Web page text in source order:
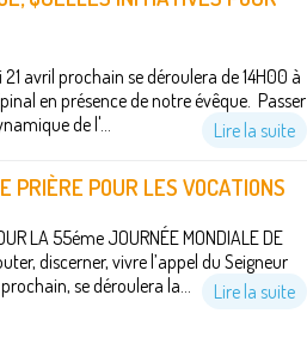
avril prochain se déroulera de 14H00 à
en présence de notre évêque. Passer
de l'...
Lire la suite
PRIÈRE POUR LES VOCATIONS
LA 55éme JOURNÉE MONDIALE DE
discerner, vivre l’appel du Seigneur
se déroulera la...
Lire la suite